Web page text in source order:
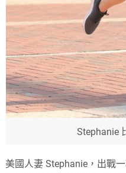
Stephanie
美國人妻 Stephanie，出戰